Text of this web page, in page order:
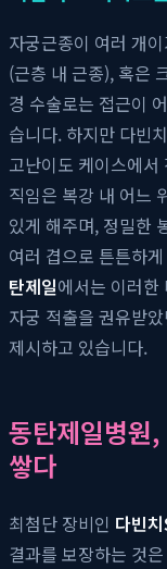
자궁근종이 여러 개
(근층 내 근종), 혹은
경 수술로는 접근이
습니다. 하지만 다빈
고난이도 케이스에
직임은 복강 내 어느
있게 해주며, 정밀한
여러 겹으로 튼튼하
탄제일에서는 이러한
자궁 적출을 권유받
제시하고 있습니다.
동탄제일병원
쌓다
최첨단 장비인 다빈
결과를 보장하는 것